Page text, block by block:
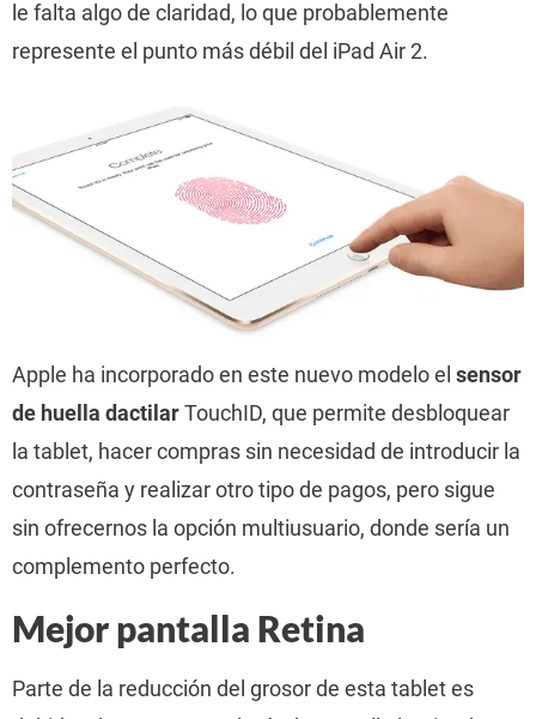
le falta algo de claridad, lo que probablemente
represente el punto más débil del iPad Air 2.
Apple ha incorporado en este nuevo modelo el sensor
de huella dactilarTouchID, que permite desbloquear
la tablet, hacer compras sin necesidad de introducir la
contraseña y realizar otro tipo de pagos, pero sigue
sin ofrecernos la opción multiusuario, donde sería un
complemento perfecto.
Mejor pantalla Retina
Parte de la reducción del grosor de esta tablet es